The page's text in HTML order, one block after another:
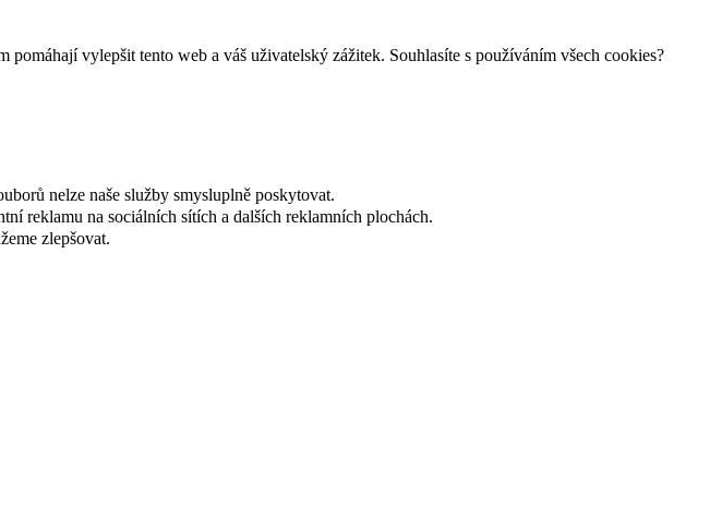
vylepšit tento web a váš uživatelský zážitek. Souhlasíte s používáním všech cookies?
nelze naše služby smysluplně poskytovat.
reklamu na sociálních sítích a dalších reklamních plochách.
zlepšovat.